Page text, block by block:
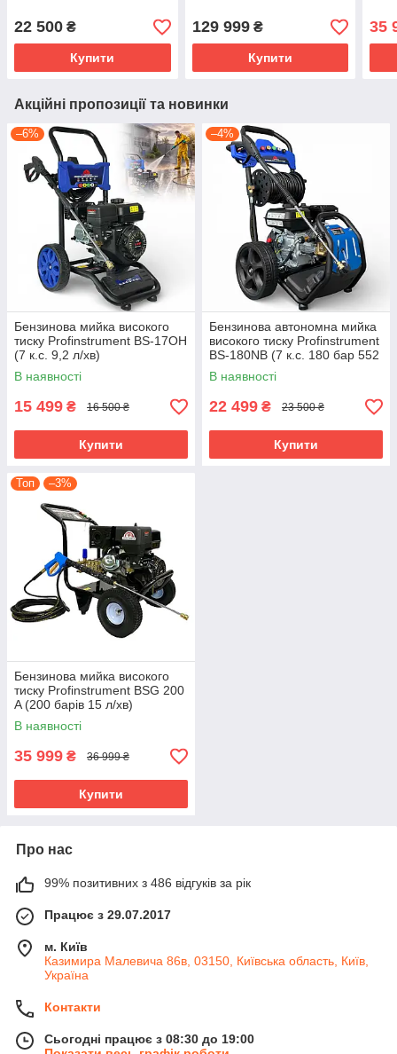
22 500 ₴
Купити
продуктивністю
129 999₴
Купити
35
Акційні пропозиції та новинки
–6%
Бензинова мийка високого
тиску Profinstrument BS-17OH
(7 к.с. 9,2 л/хв)
В наявності
15 499 ₴ 16 500 ₴
Купити
–4%
Бензинова автономна мийка
високого тиску Profinstrument
BS-180NB (7 к.с. 180 бар 552
л/год)
В наявності
22 499 ₴ 23 500 ₴
Купити
Топ –3%
Бензинова мийка високого
тиску Profinstrument BSG 200
A (200 барів 15 л/хв)
В наявності
35 999 ₴ 36 999 ₴
Купити
Про нас
99% позитивних з 486 відгуків за рік
Працює з 29.07.2017
м. Київ
Казимира Малевича 86в, 03150, Київська область, Київ,
Україна
Контакти
Сьогодні працює з 08:30 до 19:00